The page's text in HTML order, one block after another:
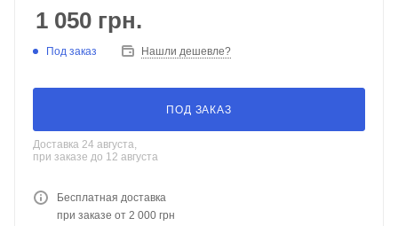
1 050 грн.
Под заказ Нашли дешевле?
ПОД ЗАКАЗ
Доставка 24 августа,
при заказе до 12 августа
Бесплатная доставка
при заказе от 2 000 грн